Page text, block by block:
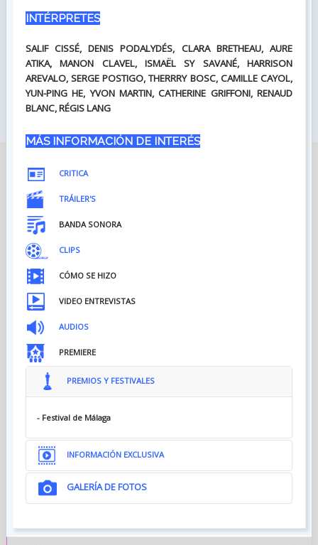
INTÉRPRETES
SALIF CISSÉ, DENIS PODALYDÉS, CLARA BRETHEAU, AURE
ATIKA, MANON CLAVEL, ISMAËL SY SAVANÉ, HARRISON
AREVALO, SERGE POSTIGO, THERRRY BOSC, CAMILLE CAYOL,
YUN-PING HE, YVON MARTIN, CATHERINE GRIFFONI, RENAUD
BLANC, RÉGIS LANG
MÁS INFORMACIÓN DE INTERÉS
CRITICA
TRÁILER'S
BANDA SONORA
CLIPS
CÓMO SE HIZO
VIDEO ENTREVISTAS
AUDIOS
PREMIERE
PREMIOS Y FESTIVALES
- Festival de Málaga
INFORMACIÓN EXCLUSIVA
ENTREVISTA A LA DIRECTORA...
¿Cómo descubrió la novela homónima de Luc Blanvillain?...
leer a mi productor, Bertrand Faivre.Este último, incluso antes
de terminar la lectura de la novela, encontró que el concepto
GALERÍA DE FOTOS